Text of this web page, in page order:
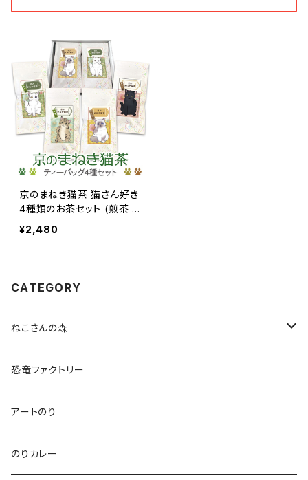
京のまねき猫茶 猫さん好き
4種類のお茶セット (煎茶 ＆
玉露 ＆ ほうじ茶 ＆ 玄米
茶)
¥2,480
CATEGORY
ねこさんの森
ねこさんクッキー
いぬさんクッキー
ねこさんティー＆いぬさんティー
恐竜ファクトリー
アートのり
のりカレー